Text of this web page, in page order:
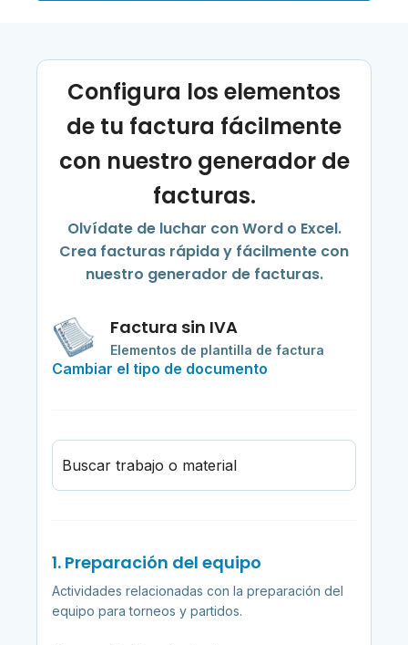
Configura los elementos
de tu factura fácilmente
con nuestro generador de
facturas.
Olvídate de luchar con Word o Excel.
Crea facturas rápida y fácilmente con
nuestro generador de facturas.
Factura sin IVA
Elementos de plantilla de factura
Cambiar el tipo de documento
Buscar trabajo o material
1. Preparación del equipo
Actividades relacionadas con la preparación del
equipo para torneos y partidos.